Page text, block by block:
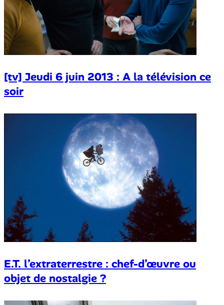
[tv] Jeudi 6 juin 2013 : A la télévision ce
soir
E.T. l’extraterrestre : chef-d’œuvre ou
objet de nostalgie ?